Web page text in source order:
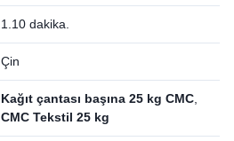
1.10 dakika.
Çin
Kağıt çantası başına 25 kg CMC
CMC Tekstil 25 kg